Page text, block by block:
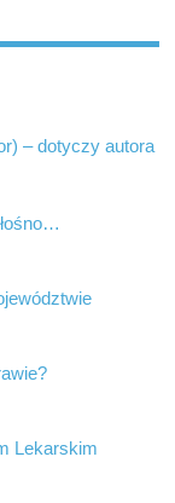
– dotyczy autora
Lekarskim